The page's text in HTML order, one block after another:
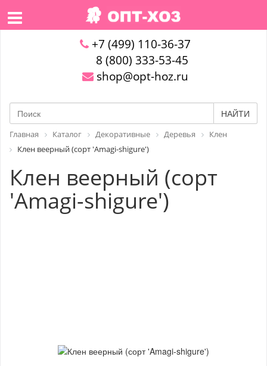
+7 (499) 110-36-37
8 (800) 333-53-45
shop@opt-hoz.ru
НАЙТИ
Главная Каталог Декоративные Деревья
Клен
Клен веерный (сорт 'Amagi-shigure')
Клен веерный (сорт
'Amagi-shigure')